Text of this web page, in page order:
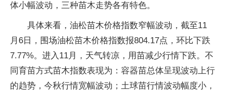
体小幅波动，三种苗木走势各有特色。
具体来看，油松苗木价格指数窄幅波动，截至11
月6日，围场油松苗木价格指数报804.17点，环比下跌
7.77%。进入11月，天气转凉，用苗减少行情下跌。不
同育苗方式苗木指数表现为：容器苗总体呈现波动上行
的趋势，今秋行情宽幅波动；土球苗行情波动幅度小，